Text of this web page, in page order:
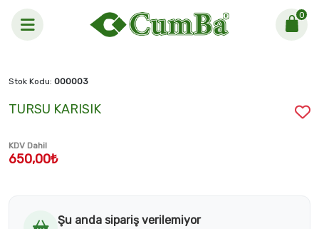
0
TURSU KARISIK
Stok Kodu: 000003
TURSU KARISIK
KDV Dahil
650,00₺
Şu anda sipariş verilemiyor